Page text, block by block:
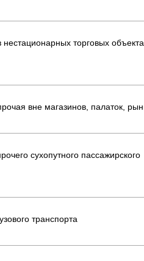
нестационарных торговых
вне магазинов, палаток,
сухопутного пассажирского
транспорта